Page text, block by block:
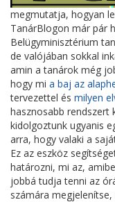
megmutatja, hogyan
TanárBlogon már pár
Belügyminisztérium
de valójában sokkal
amin a tanárok még
hogy mi a baj az
tervezettel és milyen
hasznosabb rendszert
kidolgoztunk ugyanis
arra, hogy valaki a
Ez az eszköz
határozni, mi az,
jobbá tudja tenni az
számára